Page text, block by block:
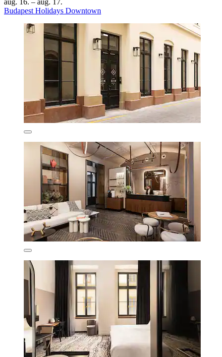
aug. 16. – aug. 17.
Budapest Holidays Downtown